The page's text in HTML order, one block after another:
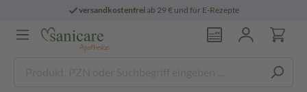
versandkostenfreiab 29 € und für E-Rezepte